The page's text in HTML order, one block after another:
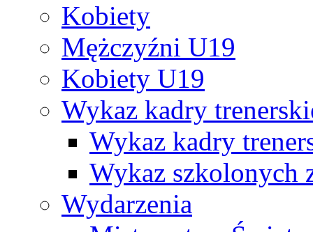
Kobiety
Mężczyźni U19
Kobiety U19
Wykaz kadry
Wykaz kadry
Wykaz szkolonych
Wydarzenia